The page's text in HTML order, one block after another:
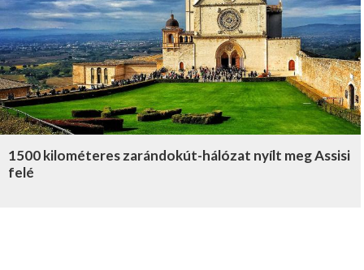
1500 kilométeres zarándokút-hálózat nyílt meg Assisi
felé